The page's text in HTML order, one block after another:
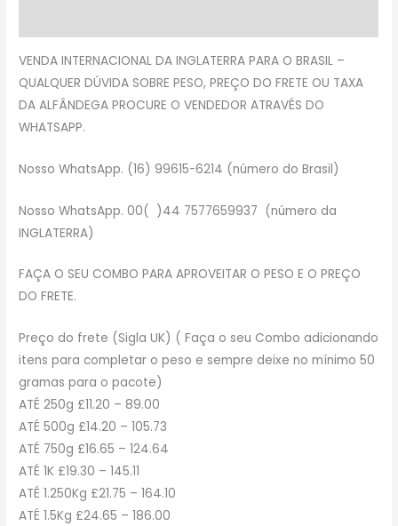
VENDA INTERNACIONAL DA INGLATERRA PARA O BRASIL –
QUALQUER DÚVIDA SOBRE PESO, PREÇO DO FRETE OU TAXA
DA ALFÂNDEGA PROCURE O VENDEDOR ATRAVÉS DO
WHATSAPP.
Nosso WhatsApp. (16) 99615-6214 (número do Brasil)
Nosso WhatsApp. 00( )44 7577659937 (número da
INGLATERRA)
FAÇA O SEU COMBO PARA APROVEITAR O PESO E O PREÇO
DO FRETE.
Preço do frete (Sigla UK) ( Faça o seu Combo adicionando
itens para completar o peso e sempre deixe no mínimo 50
gramas para o pacote)
ATÉ 250g £11.20 – 89.00
ATÉ 500g £14.20 – 105.73
ATÉ 750g £16.65 – 124.64
ATÉ 1K £19.30 – 145.11
ATÉ 1.250Kg £21.75 – 164.10
ATÉ 1.5Kg £24.65 – 186.00